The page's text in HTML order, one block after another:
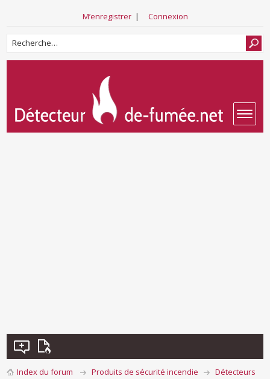
M’enregistrer| Connexion
Index du forum Produits de sécurité incendie
Détecteurs